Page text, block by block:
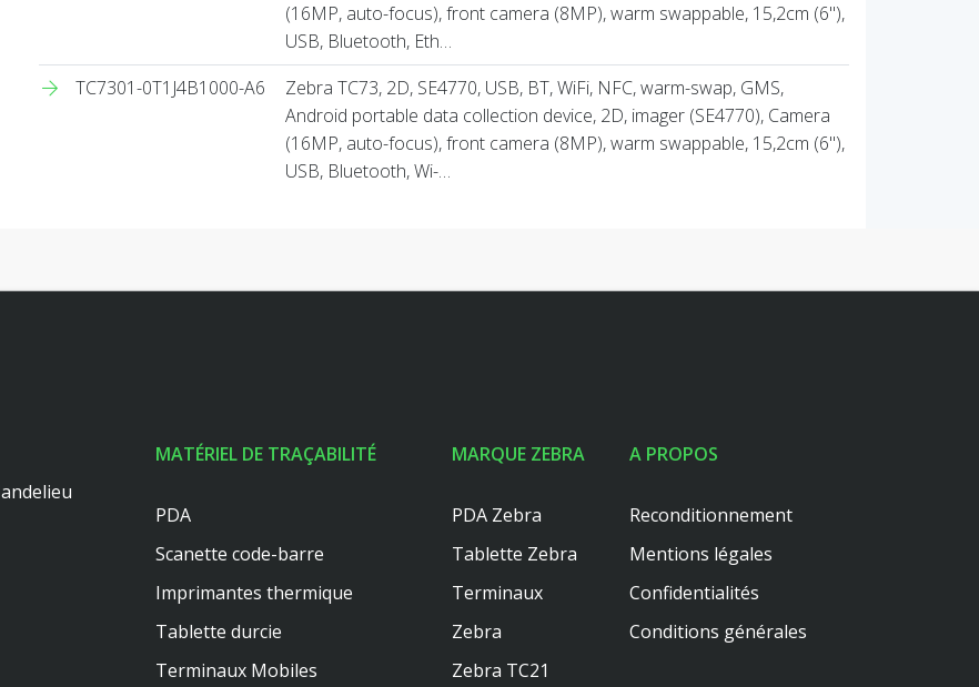
(16MP, auto-focus), front camera (8MP), warm swappable, 15,2cm (6''),
USB, Bluetooth, Eth…
TC7301-0T1J4B1000-A6
Zebra TC73, 2D, SE4770, USB, BT, WiFi, NFC, warm-swap, GMS,
Android portable data collection device, 2D, imager (SE4770), Camera
(16MP, auto-focus), front camera (8MP), warm swappable, 15,2cm (6''),
USB, Bluetooth, Wi-…
MATÉRIEL DE TRAÇABILITÉ
PDA
Scanette code-barre
Imprimantes thermique
Tablette durcie
Terminaux Mobiles
MARQUE ZEBRA
PDA Zebra
Tablette Zebra
Terminaux
Zebra
Zebra TC21
A PROPOS
Reconditionnement
Mentions légales
Confidentialités
Conditions générales